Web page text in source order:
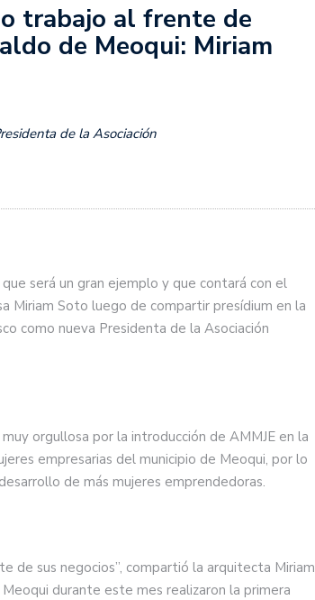
trabajo al frente de
de Meoqui: Miriam
de la Asociación
será un gran ejemplo y que contará con el
Miriam Soto luego de compartir presídium en la
como nueva Presidenta de la Asociación
orgullosa por la introducción de AMMJE en la
empresarias del municipio de Meoqui, por lo
de más mujeres emprendedoras.
de sus negocios”, compartió la arquitecta Miriam
durante este mes realizaron la primera